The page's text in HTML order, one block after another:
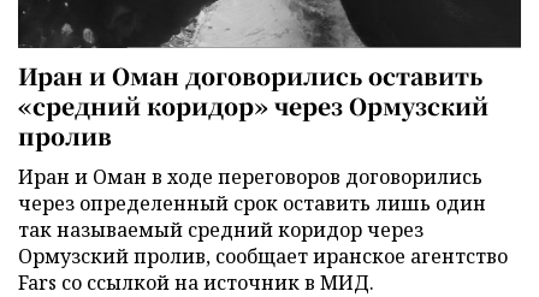
Иран и Оман договорились оставить
«средний коридор» через Ормузский
пролив
Иран и Оман в ходе переговоров договорились
через определенный срок оставить лишь один
так называемый средний коридор через
Ормузский пролив, сообщает иранское агентство
Fars со ссылкой на источник в МИД.